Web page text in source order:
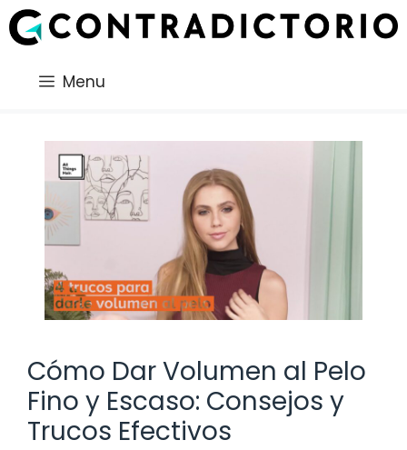
Saltar
al
Menu
Cómo Dar Volumen al Pelo
Fino y Escaso: Consejos y
Trucos Efectivos